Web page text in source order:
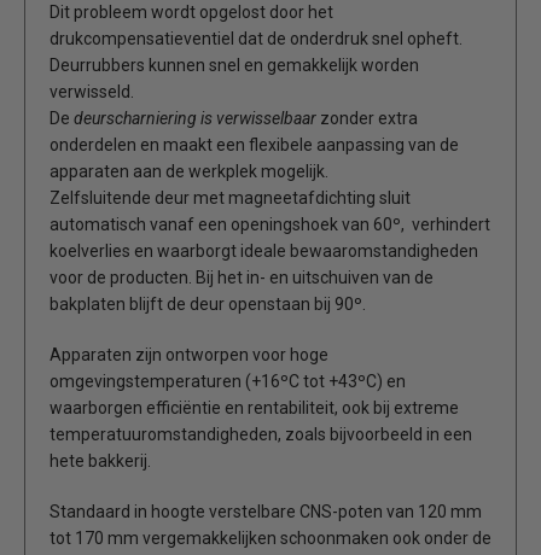
Dit probleem wordt opgelost door het
drukcompensatieventiel dat de onderdruk snel opheft.
Deurrubbers kunnen snel en gemakkelijk worden
verwisseld.
De deurscharniering is verwisselbaar zonder extra
onderdelen en maakt een flexibele aanpassing van de
apparaten aan de werkplek mogelijk.
Zelfsluitende deur met magneetafdichting sluit
automatisch vanaf een openingshoek van 60º, verhindert
koelverlies en waarborgt ideale bewaaromstandigheden
voor de producten. Bij het in- en uitschuiven van de
bakplaten blijft de deur openstaan bij 90º.
Apparaten zijn ontworpen voor hoge
omgevingstemperaturen (+16ºC tot +43ºC) en
waarborgen efficiëntie en rentabiliteit, ook bij extreme
temperatuuromstandigheden, zoals bijvoorbeeld in een
hete bakkerij.
Standaard in hoogte verstelbare CNS-poten van 120 mm
tot 170 mm vergemakkelijken schoonmaken ook onder de